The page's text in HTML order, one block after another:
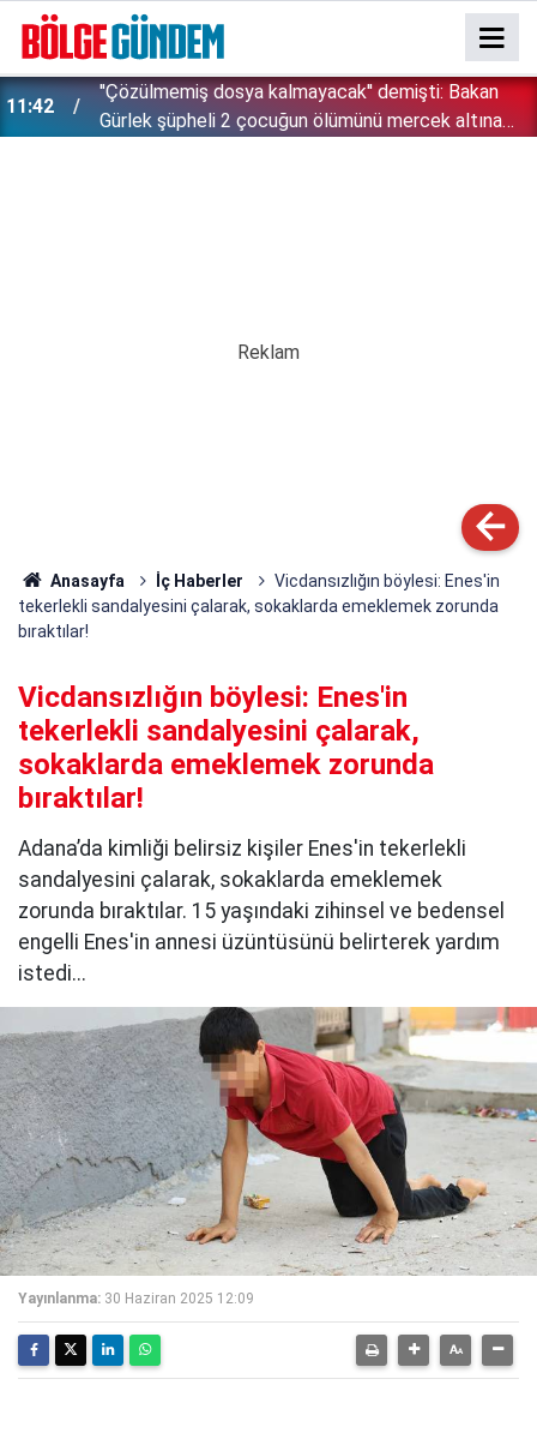
11:42
''Çözülmemiş dosya kalmayacak'' demişti: Bakan
Gürlek şüpheli 2 çocuğun ölümünü mercek altına
Anasayfa İç Haberler
Vicdansızlığın böylesi: Enes'in
tekerlekli sandalyesini çalarak, sokaklarda emeklemek zorunda
bıraktılar!
Vicdansızlığın böylesi: Enes'in
tekerlekli sandalyesini çalarak,
sokaklarda emeklemek zorunda
bıraktılar!
Adana’da kimliği belirsiz kişiler Enes'in tekerlekli
sandalyesini çalarak, sokaklarda emeklemek
zorunda bıraktılar. 15 yaşındaki zihinsel ve bedensel
engelli Enes'in annesi üzüntüsünü belirterek yardım
istedi...
Yayınlanma: 30 Haziran 2025 12:09